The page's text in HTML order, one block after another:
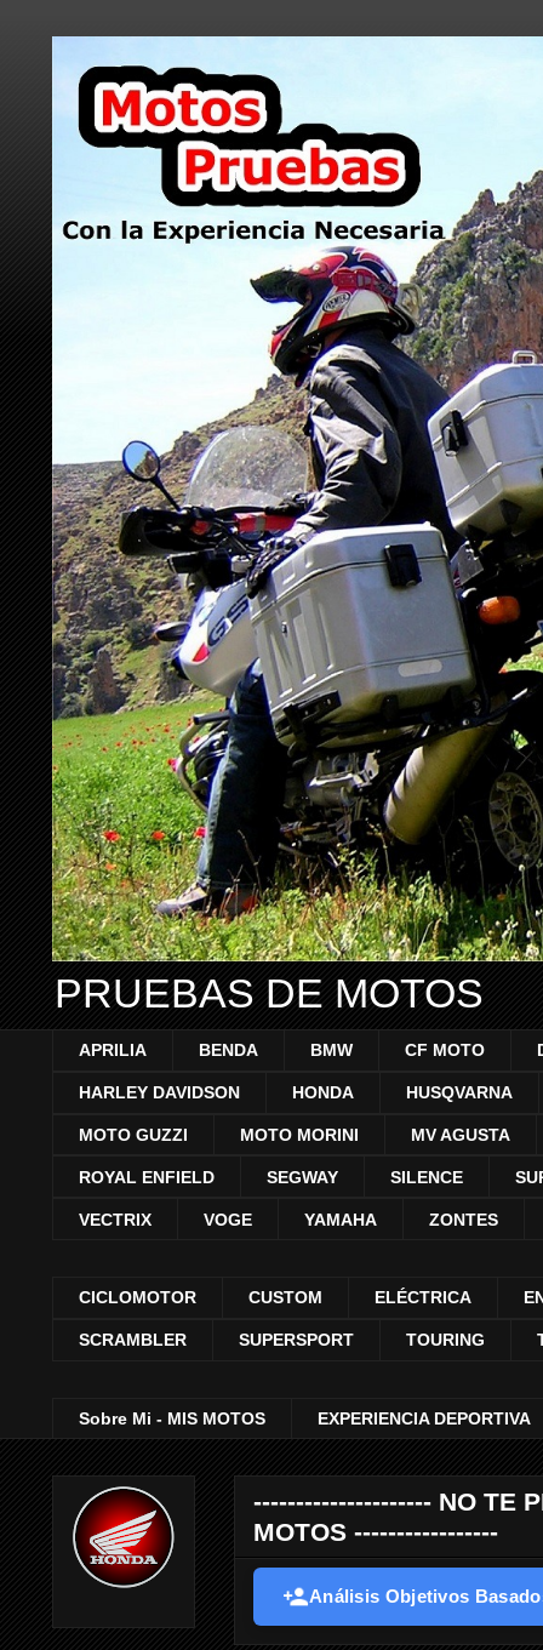
PRUEBAS DE MOTOS
APRILIA BENDA BMW CF MOTO
HARLEY DAVIDSON HONDA HUSQVARNA
MOTO GUZZI MOTO MORINI MV AGUSTA
ROYAL ENFIELD SEGWAY SILENCE
VECTRIX VOGE YAMAHA ZONTES
CICLOMOTOR CUSTOM ELÉCTRICA
SCRAMBLER SUPERSPORT TOURING
Sobre Mi - MIS MOTOS EXPERIENCIA DEPORTIVA
--------------------- NO TE
MOTOS -----------------
Análisis Objetivos